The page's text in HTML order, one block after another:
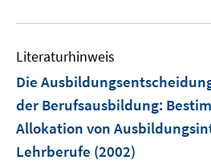
F
s
t
e
Literaturhinweis
Die
der Berufsausbildung:
Allokation von
Lehrberufe (2002)